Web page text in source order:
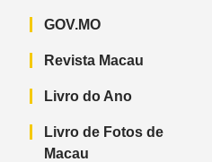
GOV.MO
Revista Macau
Livro do Ano
Livro de Fotos de
Macau